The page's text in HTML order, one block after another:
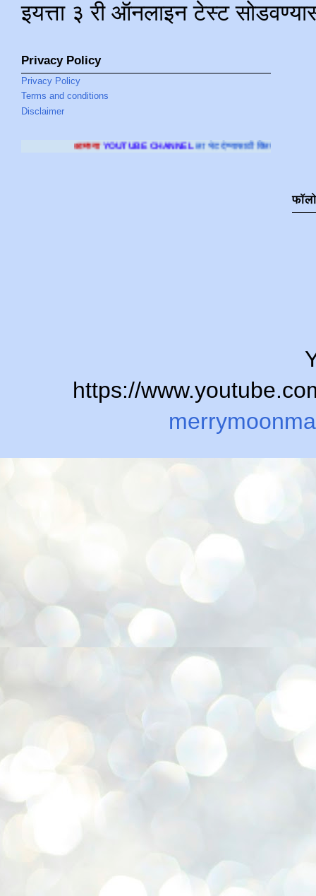
इयत्ता ३ री ऑनलाइन टेस्ट
Privacy Policy
Privacy Policy
Terms and conditions
Disclaimer
YOUTUBE CHANNELला भेट देण्यासाठी क्लिक करा.
https://